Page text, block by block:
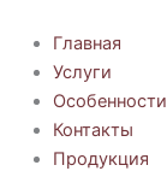
содержимому
Главная
Услуги
Особенности
Контакты
Продукция